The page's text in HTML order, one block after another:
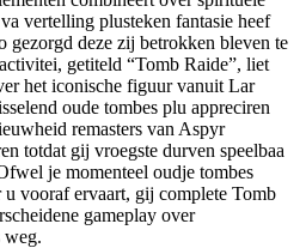
vertelling plusteken fantasie heef
gezorgd deze zij betrokken bleven te
getiteld “Tomb Raide”, liet
het iconische figuur vanuit Lar
oude tombes plu appreciren
remasters van Aspyr
totdat gij vroegste durven speelbaa
je momenteel oudje tombes
vooraf ervaart, gij complete Tomb
gameplay over
weg.